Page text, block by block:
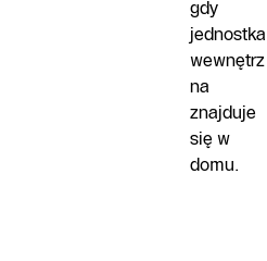
gdy
jednostka
wewnętrz
na
znajduje
się w
domu.